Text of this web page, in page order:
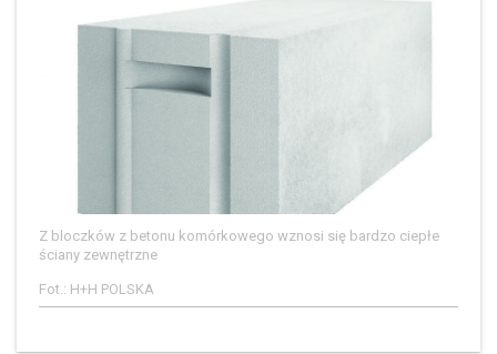
Z bloczków z betonu komórkowego wznosi się bardzo ciepłe
ściany zewnętrzne
Fot.: H+H POLSKA